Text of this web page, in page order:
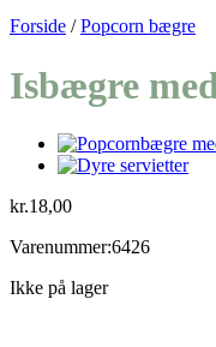
Forside / Popcorn bægre
Isbægre
kr.18,00
Varenummer:6426
Ikke på lager